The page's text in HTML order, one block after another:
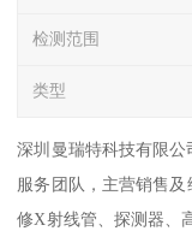
检测范围
类型
深圳曼瑞特科技有限
服务团队，主营销售
修X射线管、探测器、